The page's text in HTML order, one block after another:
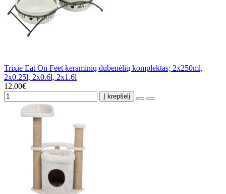
Trixie Eat On Feet keraminių dubenėlių komplektas; 2x250ml,
2x0.25l, 2x0.6l, 2x1.6l
12.00€
Į krepšelį